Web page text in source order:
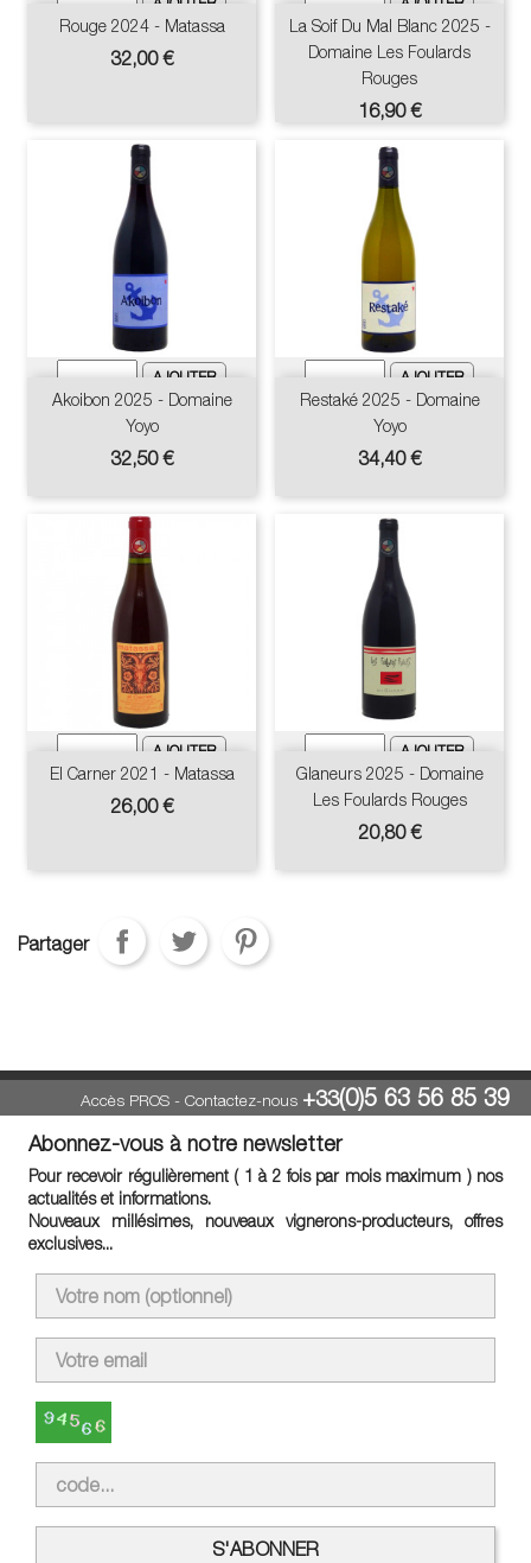
Rouge 2024 - Matassa
Prix
32,00 €
La Soif Du Mal Blanc 2025 -
Domaine Les Foulards
Rouges
Prix
16,90 €
Akoibon 2025 - Domaine
Yoyo
Prix
32,50 €
Restaké 2025 - Domaine
Yoyo
Prix
34,40 €
El Carner 2021 - Matassa
Prix
26,00 €
Glaneurs 2025 - Domaine
Les Foulards Rouges
Prix
20,80 €
Partager
Accès PROS- Contactez-nous +33(0)5 63 56 85 39
Abonnez-vous à notre newsletter
Pour recevoir régulièrement ( 1 à 2 fois par mois maximum ) nos
actualités et informations.
Nouveaux millésimes, nouveaux vignerons-producteurs, offres
exclusives...